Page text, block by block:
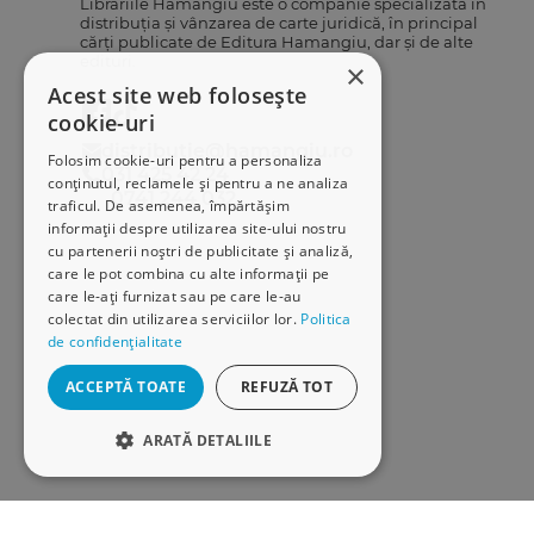
×
Acest site web folosește
cookie-uri
Folosim cookie-uri pentru a personaliza
conținutul, reclamele și pentru a ne analiza
traficul. De asemenea, împărtășim
informații despre utilizarea site-ului nostru
cu partenerii noștri de publicitate și analiză,
care le pot combina cu alte informații pe
care le-ați furnizat sau pe care le-au
colectat din utilizarea serviciilor lor. Politica
de confidențialitate
ACCEPTĂ TOATE REFUZĂ TOT
ARATĂ DETALIILE
distribuția și vânzarea de carte juridică, în principal
cărți publicate de Editura Hamangiu, dar și de alte
distributie@hamangiu.ro
031 425 42 24
0741 244 032